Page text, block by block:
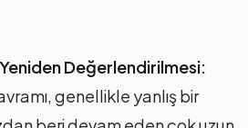
Yeniden Değerlendirilmesi:
genellikle yanlış bir